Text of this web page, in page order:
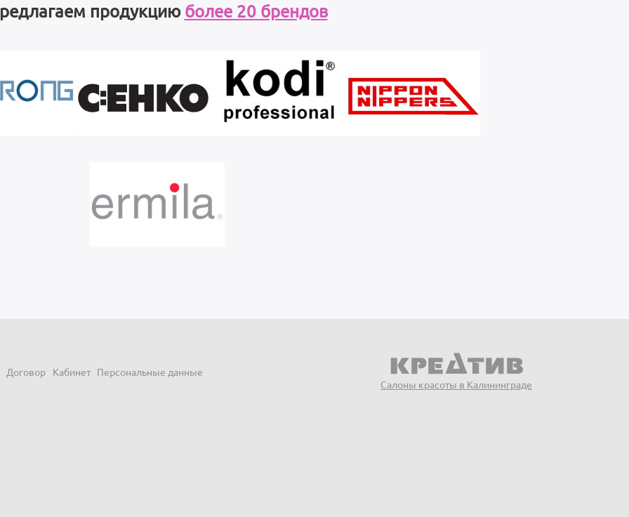
продукцию более 20 брендов
Договор Кабинет Персональные данные
Салоны красоты в Калининграде